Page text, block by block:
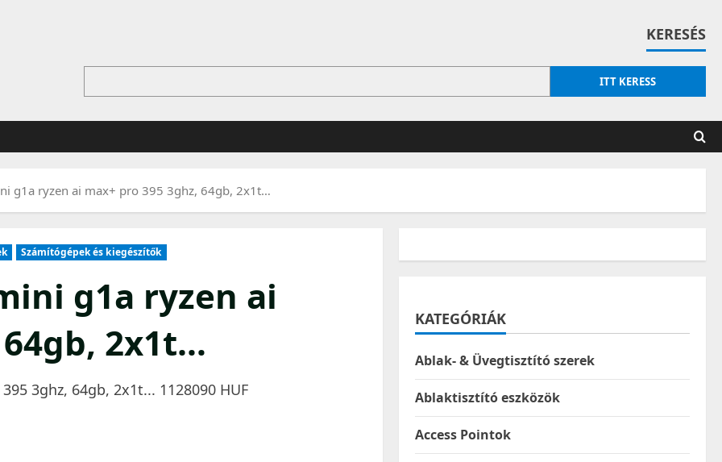
KERESÉS
ITT KERESS
g1a ryzen ai max+ pro 395 3ghz, 64gb, 2x1t…
Számítógépek és kiegészítők
g1a ryzen ai
2x1t…
3ghz, 64gb, 2x1t... 1128090 HUF
KATEGÓRIÁK
Ablak- & Üvegtisztító szerek
Ablaktisztító eszközök
Access Pointok